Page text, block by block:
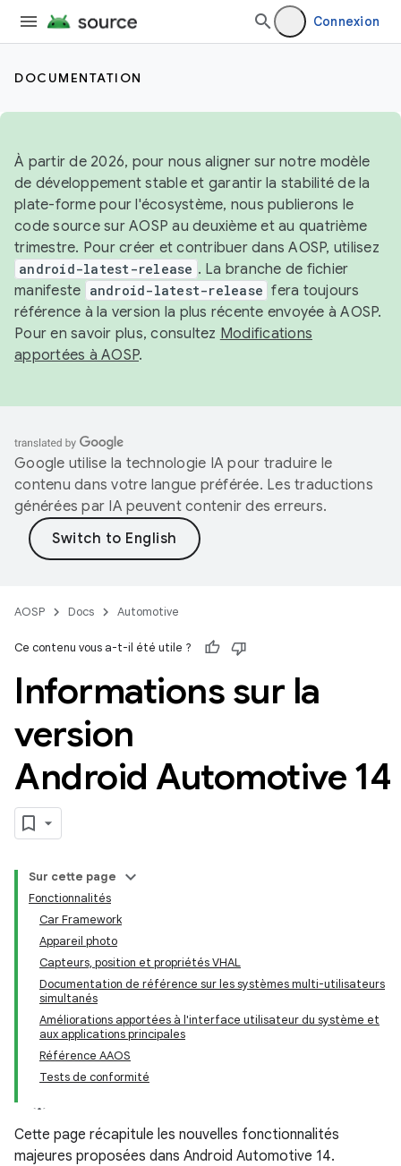
Connexion
DOCUMENTATION
À partir de 2026, pour nous aligner sur notre modèle
de développement stable et garantir la stabilité de la
plate-forme pour l'écosystème, nous publierons le
code source sur AOSP au deuxième et au quatrième
trimestre. Pour créer et contribuer dans AOSP, utilisez
android-latest-release . La branche de fichier
manifeste android-latest-release fera toujours
référence à la version la plus récente envoyée à AOSP.
Pour en savoir plus, consultez Modifications
apportées à AOSP.
Google utilise la technologie IA pour traduire le
contenu dans votre langue préférée. Les traductions
générées par IA peuvent contenir des erreurs.
AOSP Docs Automotive
Ce contenu vous a-t-il été utile ?
Informations sur la
version
Android Automotive 14
Sur cette page
Fonctionnalités
Car Framework
Appareil photo
Capteurs, position et propriétés VHAL
Documentation de référence sur les systèmes multi-utilisateurs
simultanés
Améliorations apportées à l'interface utilisateur du système et
aux applications principales
Référence AAOS
Tests de conformité
Cette page récapitule les nouvelles fonctionnalités
majeures proposées dans Android Automotive 14.